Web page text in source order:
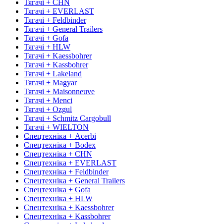
Тягачі + CHN
Тягачі + EVERLAST
Тягачі + Feldbinder
Тягачі + General Trailers
Тягачі + Gofa
Тягачі + HLW
Тягачі + Kaessbohrer
Тягачі + Kassbohrer
Тягачі + Lakeland
Тягачі + Magyar
Тягачі + Maisonneuve
Тягачі + Menci
Тягачі + Ozgul
Тягачі + Schmitz Cargobull
Тягачі + WIELTON
Спецтехніка + Acerbi
Спецтехніка + Bodex
Спецтехніка + CHN
Спецтехніка + EVERLAST
Спецтехніка + Feldbinder
Спецтехніка + General Trailers
Спецтехніка + Gofa
Спецтехніка + HLW
Спецтехніка + Kaessbohrer
Спецтехніка + Kassbohrer